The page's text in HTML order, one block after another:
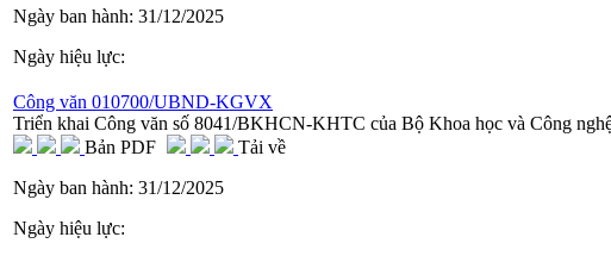
Ngày ban hành: 31/12/2025
Ngày hiệu lực:
Công văn 010700/UBND-KGVX
Triển khai Công văn số 8041/BKHCN-KHTC của Bộ Khoa học và Công
Bản PDF
Tải về
Ngày ban hành: 31/12/2025
Ngày hiệu lực: